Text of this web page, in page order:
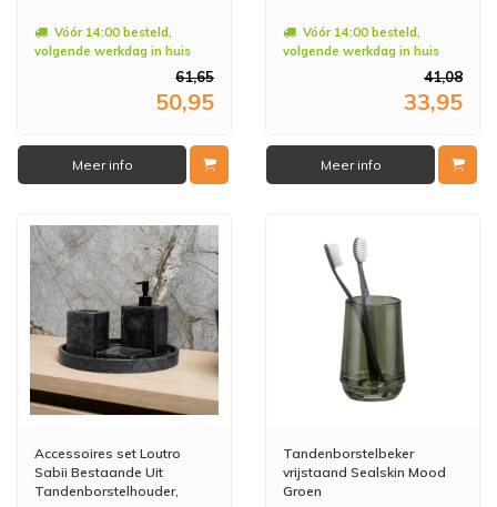
Vóór 14:00 besteld,
volgende werkdag in huis
61,65
50,95
Meer info
Vóór 14:00 besteld,
volgende werkdag in huis
41,08
33,95
Meer info
Accessoires set Loutro
Sabii Bestaande Uit
Tandenborstelhouder,
Tandenborstelbeker
vrijstaand Sealskin Mood
Groen